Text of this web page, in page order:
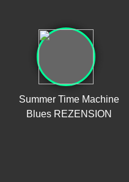
Summer Time Machine
Blues REZENSION